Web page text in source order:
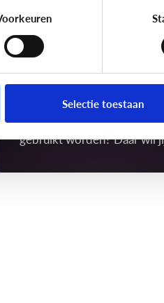
Selectie toestaan
Terecht stel je de vraag of
wel mag. Want foto’s
het internet soms een eigen
leven gaan leiden. Wie
foto in zijn of haar bezit? En
waarvoor kan de foto
gebruikt worden? Daar wil
(mee)beslissen! Gelukkig